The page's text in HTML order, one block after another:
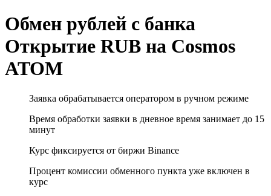
Обмен рублей с банка
Открытие RUB на Cosmos
ATOM
Заявка обрабатывается оператором в ручном режиме
Время обработки заявки в дневное время занимает до 15
минут
Курс фиксируется от биржи Binance
Процент комиссии обменного пункта уже включен в
курс